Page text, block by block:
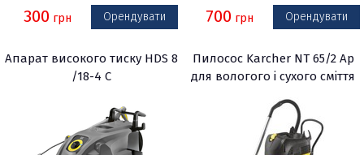
300 грн Орендувати 700 грн Орендувати
Апарат високого тиску HDS 8
/18-4 C
Пилосос Karcher NT 65/2 Ap
для вологого і сухого сміття